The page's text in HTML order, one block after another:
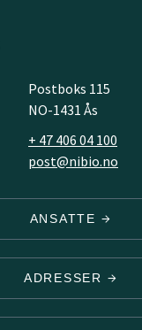
Postboks 115
NO-1431 Ås
+ 47 406 04 100
post@nibio.no
ANSATTE
ADRESSER